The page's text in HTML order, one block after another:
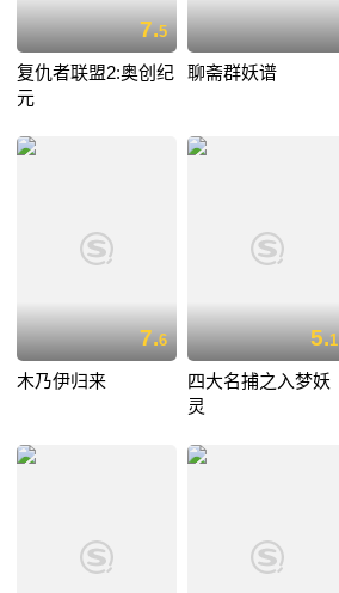
7.5
复仇者联盟2:奥创纪
元
聊斋群妖谱
7.6
木乃伊归来
5.1
四大名捕之入梦妖
灵